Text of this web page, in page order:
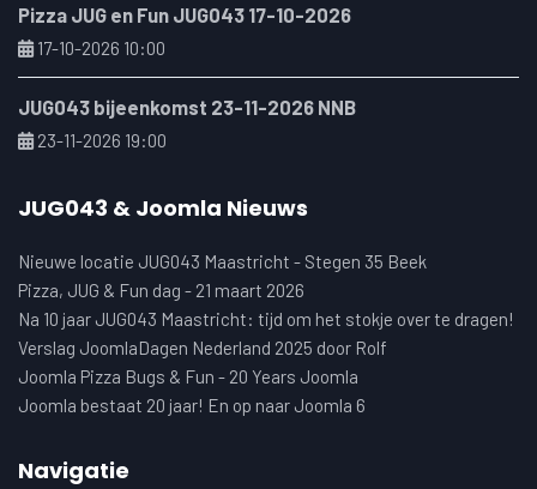
Pizza JUG en Fun JUG043 17-10-2026
17-10-2026 10:00
JUG043 bijeenkomst 23-11-2026 NNB
23-11-2026 19:00
JUG043 & Joomla Nieuws
Nieuwe locatie JUG043 Maastricht - Stegen 35 Beek
Pizza, JUG & Fun dag - 21 maart 2026
Na 10 jaar JUG043 Maastricht: tijd om het stokje over te dragen!
Verslag JoomlaDagen Nederland 2025 door Rolf
Joomla Pizza Bugs & Fun - 20 Years Joomla
Joomla bestaat 20 jaar! En op naar Joomla 6
Navigatie